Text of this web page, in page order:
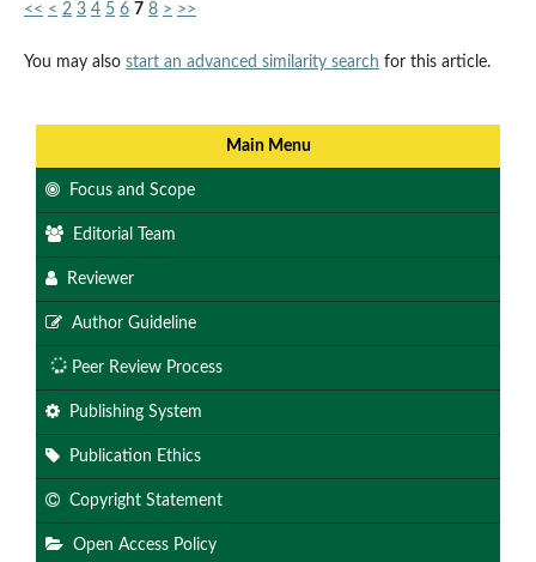
<< < 2 3 4 5 6 7 8 > >>
You may also start an advanced similarity search for this article.
Main Menu
Focus and Scope
Editorial Team
Reviewer
Author Guideline
Peer Review Process
Publishing System
Publication Ethics
Copyright Statement
Open Access Policy